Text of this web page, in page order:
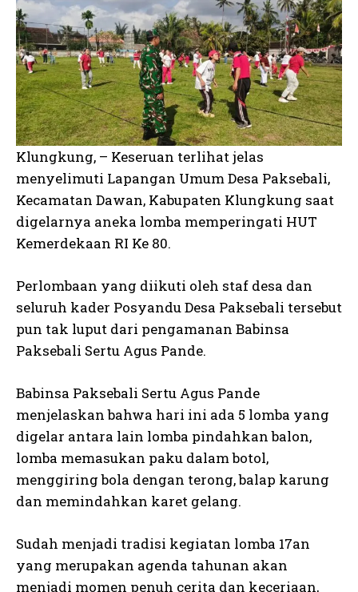
Klungkung, – Keseruan terlihat jelas
menyelimuti Lapangan Umum Desa Paksebali,
Kecamatan Dawan, Kabupaten Klungkung saat
digelarnya aneka lomba memperingati HUT
Kemerdekaan RI Ke 80.
Perlombaan yang diikuti oleh staf desa dan
seluruh kader Posyandu Desa Paksebali tersebut
pun tak luput dari pengamanan Babinsa
Paksebali Sertu Agus Pande.
Babinsa Paksebali Sertu Agus Pande
menjelaskan bahwa hari ini ada 5 lomba yang
digelar antara lain lomba pindahkan balon,
lomba memasukan paku dalam botol,
menggiring bola dengan terong, balap karung
dan memindahkan karet gelang.
Sudah menjadi tradisi kegiatan lomba 17an
yang merupakan agenda tahunan akan
menjadi momen penuh cerita dan keceriaan,